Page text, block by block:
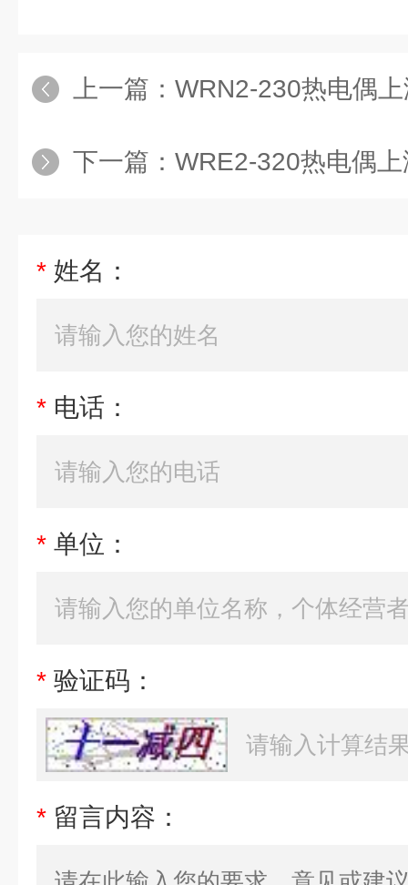
上一篇： WRN2-230热电偶
下一篇： WRE2-320热电偶
* 姓名：
* 电话：
* 单位：
* 验证码：
* 留言内容：